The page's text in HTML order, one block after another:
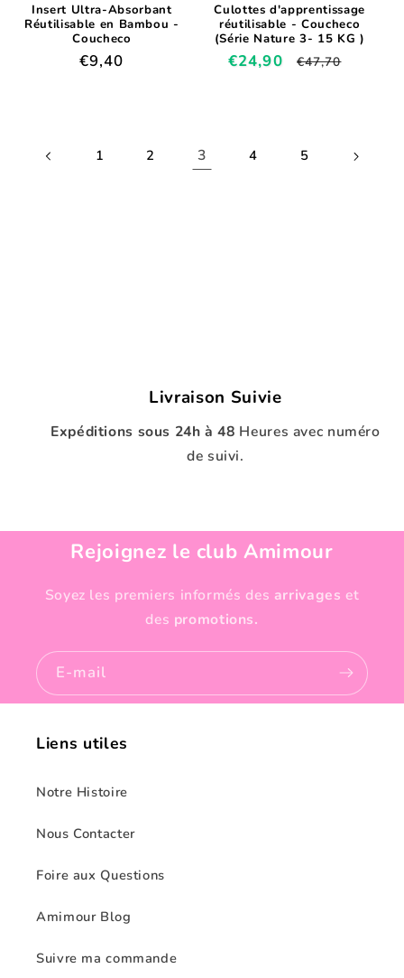
Insert Ultra-Absorbant
Réutilisable en Bambou -
Coucheco
Prix
€9,40
Culottes d'apprentissage
réutilisable - Coucheco
(Série Nature 3- 15 KG )
Prix
€24,90
Prix
€47,70
1 2 3 4 5
Livraison Suivie
Expéditions sous 24h à 48 Heures avec numéro
de suivi.
Rejoignez le club Amimour
Soyez les premiers informés des arrivageset
des promotions.
E-mail
Liens utiles
Notre Histoire
Nous Contacter
Foire aux Questions
Amimour Blog
Suivre ma commande